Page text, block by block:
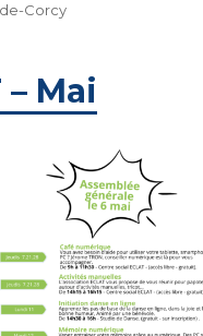
Corcy
– Mai